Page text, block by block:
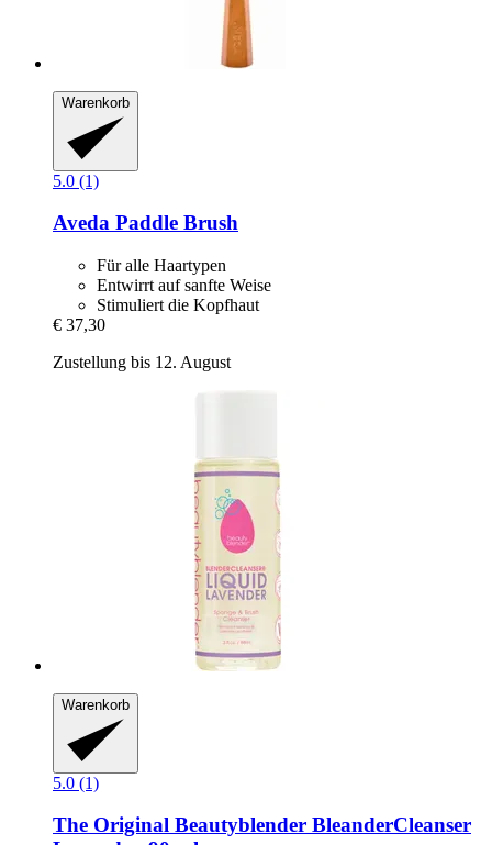
Warenkorb
5.0 (1)
Aveda Paddle Brush
Für alle Haartypen
Entwirrt auf sanfte Weise
Stimuliert die Kopfhaut
€ 37,30
Zustellung bis 12. August
Warenkorb
5.0 (1)
The Original Beautyblender BleanderCleanser